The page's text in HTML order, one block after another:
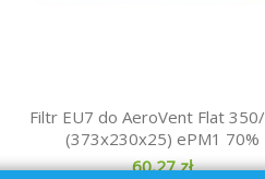
Filtr EU7 do AeroVent Flat
(373x230x25) ePM1 70%
60,27 zł